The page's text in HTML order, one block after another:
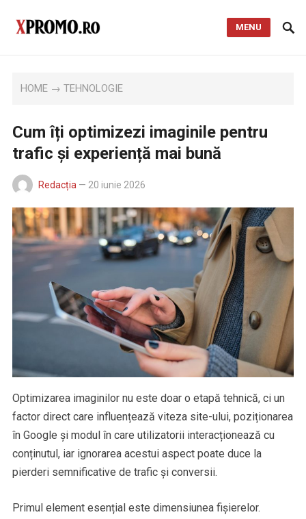
MENU
HOME →TEHNOLOGIE
Cum îți optimizezi imaginile pentru
trafic și experiență mai bună
Redacția — 20 iunie 2026
Optimizarea imaginilor nu este doar o etapă tehnică, ci un
factor direct care influențează viteza site-ului, poziționarea
în Google și modul în care utilizatorii interacționează cu
conținutul, iar ignorarea acestui aspect poate duce la
pierderi semnificative de trafic și conversii.
Primul element esențial este dimensiunea fișierelor.